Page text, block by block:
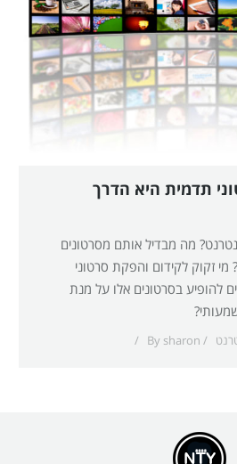
תדמית היא הדרך
מה מבדיל אותם מסרטונים
מי זקוק לקידום והפקת סרטוני
להופיע בסרטונים אלו על מנת
By sharon